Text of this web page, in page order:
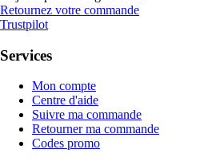
Retournez votre commande
Trustpilot
Services
Mon compte
Centre d'aide
Suivre ma commande
Retourner ma commande
Codes promo